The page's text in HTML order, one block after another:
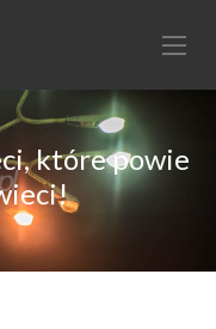
które powie